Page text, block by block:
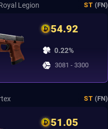
Legion ST (FN)
54.92
0.22%
3081 - 3300
ST (FN)
51.05